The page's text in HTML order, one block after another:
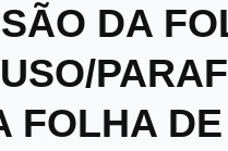
DA
FOLHA